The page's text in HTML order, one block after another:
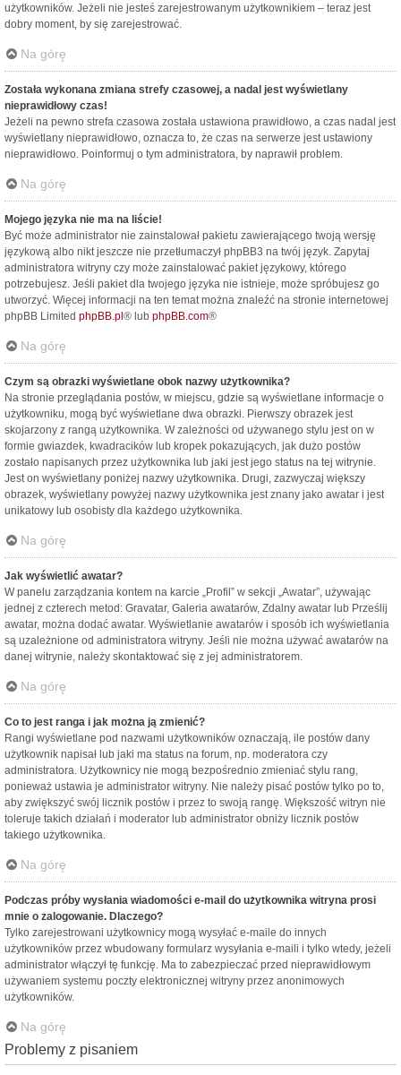
użytkowników. Jeżeli nie jesteś zarejestrowanym użytkownikiem – teraz jest
dobry moment, by się zarejestrować.
Na górę
Została wykonana zmiana strefy czasowej, a nadal jest wyświetlany
nieprawidłowy czas!
Jeżeli na pewno strefa czasowa została ustawiona prawidłowo, a czas nadal jest
wyświetlany nieprawidłowo, oznacza to, że czas na serwerze jest ustawiony
nieprawidłowo. Poinformuj o tym administratora, by naprawił problem.
Na górę
Mojego języka nie ma na liście!
Być może administrator nie zainstalował pakietu zawierającego twoją wersję
językową albo nikt jeszcze nie przetłumaczył phpBB3 na twój język. Zapytaj
administratora witryny czy może zainstalować pakiet językowy, którego
potrzebujesz. Jeśli pakiet dla twojego języka nie istnieje, może spróbujesz go
utworzyć. Więcej informacji na ten temat można znaleźć na stronie internetowej
phpBB Limited phpBB.pl ® lub phpBB.com®
Na górę
Czym są obrazki wyświetlane obok nazwy użytkownika?
Na stronie przeglądania postów, w miejscu, gdzie są wyświetlane informacje o
użytkowniku, mogą być wyświetlane dwa obrazki. Pierwszy obrazek jest
skojarzony z rangą użytkownika. W zależności od używanego stylu jest on w
formie gwiazdek, kwadracików lub kropek pokazujących, jak dużo postów
zostało napisanych przez użytkownika lub jaki jest jego status na tej witrynie.
Jest on wyświetlany poniżej nazwy użytkownika. Drugi, zazwyczaj większy
obrazek, wyświetlany powyżej nazwy użytkownika jest znany jako awatar i jest
unikatowy lub osobisty dla każdego użytkownika.
Na górę
Jak wyświetlić awatar?
W panelu zarządzania kontem na karcie „Profil” w sekcji „Awatar”, używając
jednej z czterech metod: Gravatar, Galeria awatarów, Zdalny awatar lub Prześlij
awatar, można dodać awatar. Wyświetlanie awatarów i sposób ich wyświetlania
są uzależnione od administratora witryny. Jeśli nie można używać awatarów na
danej witrynie, należy skontaktować się z jej administratorem.
Na górę
Co to jest ranga i jak można ją zmienić?
Rangi wyświetlane pod nazwami użytkowników oznaczają, ile postów dany
użytkownik napisał lub jaki ma status na forum, np. moderatora czy
administratora. Użytkownicy nie mogą bezpośrednio zmieniać stylu rang,
ponieważ ustawia je administrator witryny. Nie należy pisać postów tylko po to,
aby zwiększyć swój licznik postów i przez to swoją rangę. Większość witryn nie
toleruje takich działań i moderator lub administrator obniży licznik postów
takiego użytkownika.
Na górę
Podczas próby wysłania wiadomości e-mail do użytkownika witryna prosi
mnie o zalogowanie. Dlaczego?
Tylko zarejestrowani użytkownicy mogą wysyłać e-maile do innych
użytkowników przez wbudowany formularz wysyłania e-maili i tylko wtedy, jeżeli
administrator włączył tę funkcję. Ma to zabezpieczać przed nieprawidłowym
używaniem systemu poczty elektronicznej witryny przez anonimowych
użytkowników.
Na górę
Problemy z pisaniem